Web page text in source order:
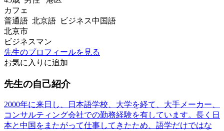
カフェ
普通語 北京語 ビジネス中国語
北京市
ビジネスマン
先生のプロフィールを見る
お気に入りに追加
先生の自己紹介
2000年に来日し、日本語学校、大学を経て、大手メーカー、
コンサルティング会社での勤務経験を有しています。長く日
本と中国をまたがって仕事してきたため、語学だけではな